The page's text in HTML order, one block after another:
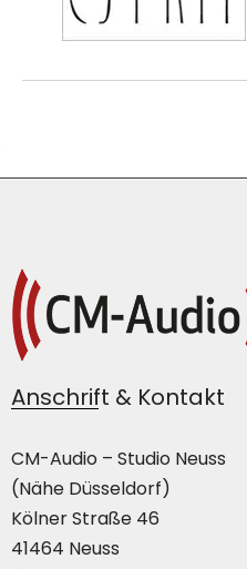
Anschrift & Kontakt
CM-Audio – Studio Neuss
(Nähe Düsseldorf)
Kölner Straße 46
41464 Neuss